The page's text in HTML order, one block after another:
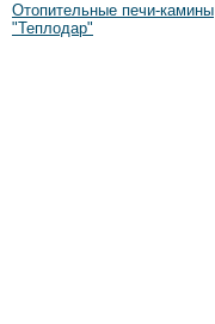
Отопительные печи-камины
"Теплодар"